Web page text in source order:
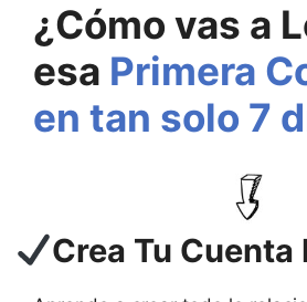
¿Cómo vas a
esa Primera
en tan solo 7
Crea Tu